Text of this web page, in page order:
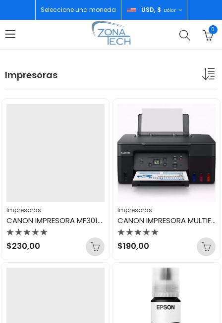
Seleccione una moneda USD, $ Dólar
0
Impresoras
Impresoras
CANON IMPRESORA MF3010VP LASER ALL IN ONE PRINTER
Valorado
con
$230,00
Impresoras
CANON IMPRESORA MULTIFUNCIONAL G2170
Valorado
con
$190,00